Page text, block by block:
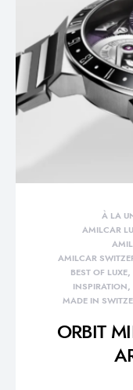
À LA
AMILCAR
AMILCAR
BEST OF LUXE
INSPIRATION
MADE IN
ORBIT